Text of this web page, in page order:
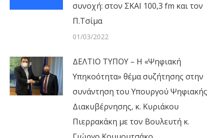
συνοχή: στον ΣΚΑΙ 100,3 fm και τον
Π.Τσίμα
01/03/2022
ΔΕΛΤΙΟ ΤΥΠΟΥ – Η «Ψηφιακή
Υπηκοότητα» θέμα συζήτησης στην
συνάντηση του Υπουργού Ψηφιακής
Διακυβέρνησης, κ. Κυριάκου
Πιερρακάκη με τον Βουλευτή κ.